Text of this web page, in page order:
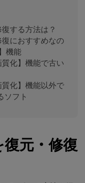
する方法は？
におすすめなの
機能
化】機能で古い
化】機能以外で
ソフト
元・修復